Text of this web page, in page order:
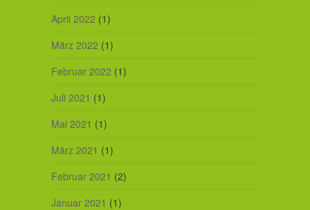
April 2022 (1)
März 2022 (1)
Februar 2022 (1)
Juli 2021 (1)
Mai 2021 (1)
März 2021 (1)
Februar 2021 (2)
Januar 2021 (1)